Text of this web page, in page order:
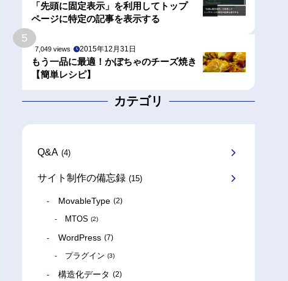
「先頭に固定表示」を利用してトップ
ページに特定の記事を表示する
5
7,049 views 2015年12月31日
もう一品に最適！かぼちゃのチーズ焼き
【簡単レシピ】
カテゴリ
Q&A (4)
サイト制作の備忘録 (15)
MovableType (2)
MTOS (2)
WordPress (7)
プラグイン (3)
構造化データ (2)